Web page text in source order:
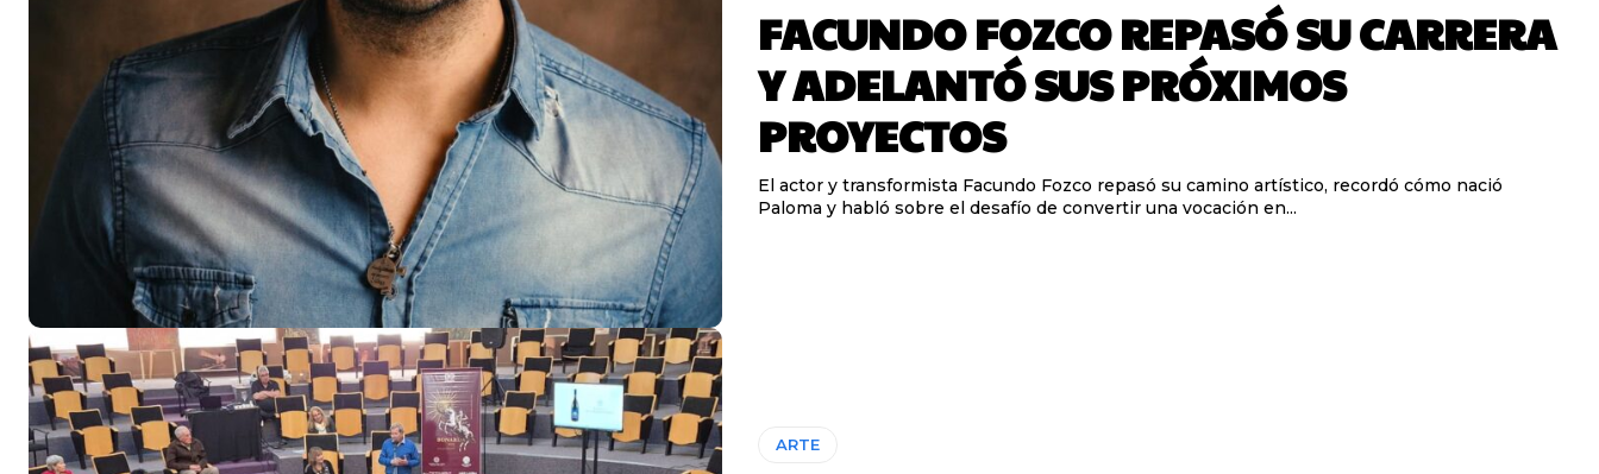
FACUNDO FOZCO REPASÓ SU CARRERA
Y ADELANTÓ SUS PRÓXIMOS
PROYECTOS
El actor y transformista Facundo Fozco repasó su camino artístico, recordó cómo nació
Paloma y habló sobre el desafío de convertir una vocación en...
ARTE